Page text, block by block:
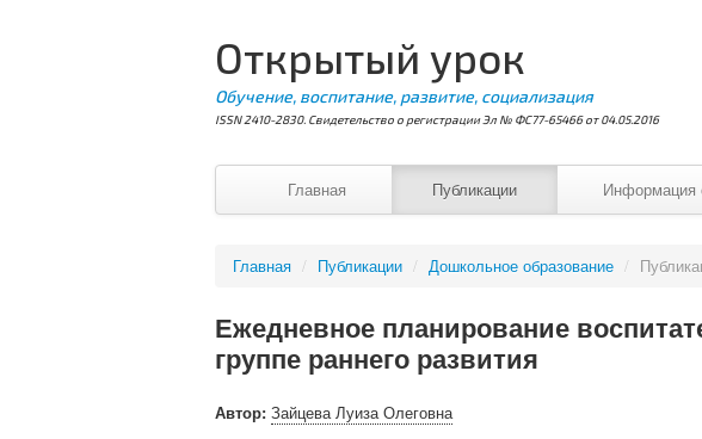
Открытый урок
Обучение, воспитание, развитие, социализация
ISSN 2410-2830. Свидетельство о регистрации Эл № ФС77-65466 от 04.05.2016
Главная Публикации Информация
Главная / Публикации / Дошкольное образование /
Ежедневное планирование
группе раннего развития
Автор: Зайцева Луиза Олеговна